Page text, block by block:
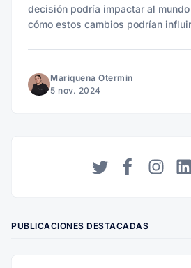
decisión podría impactar al
cómo estos cambios podrían
Mariquena Otermin
5 nov. 2024
PUBLICACIONES DESTACADAS